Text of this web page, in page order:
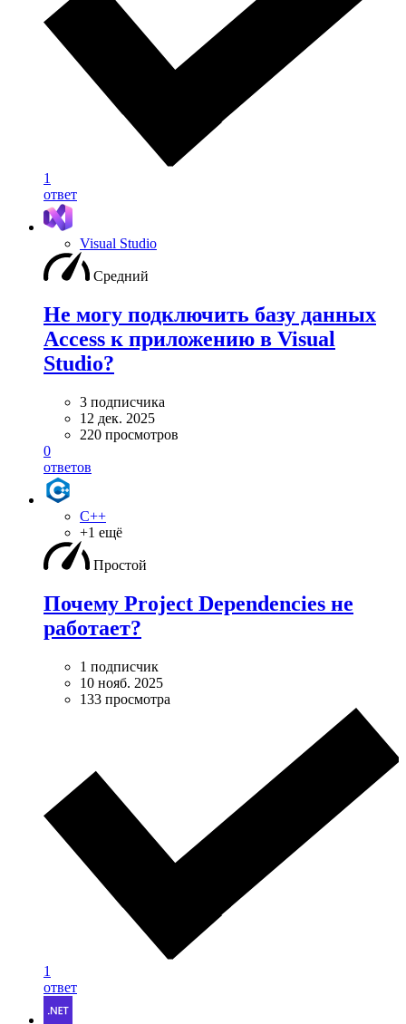
1
ответ
Visual Studio
Средний
Не могу подключить базу данных
Access к приложению в Visual
Studio?
3 подписчика
12 дек. 2025
220 просмотров
0
ответов
C++
+1 ещё
Простой
Почему Project Dependencies не
работает?
1 подписчик
10 нояб. 2025
133 просмотра
1
ответ